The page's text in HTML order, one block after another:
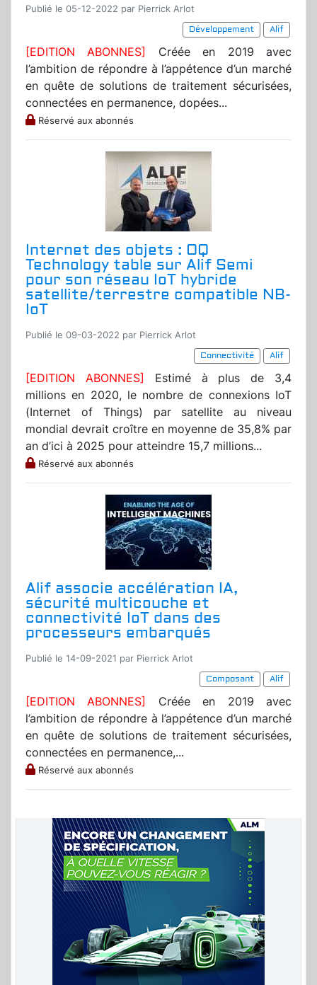
Publié le 05-12-2022 par Pierrick Arlot
Développement
Alif
[EDITION ABONNES] Créée en 2019 avec
l’ambition de répondre à l’appétence d’un marché
en quête de solutions de traitement sécurisées,
connectées en permanence, dopées...
Réservé aux abonnés
Internet des objets : OQ
Technology table sur Alif Semi
pour son réseau IoT hybride
satellite/terrestre compatible NB-
IoT
Publié le 09-03-2022 par Pierrick Arlot
Connectivité
Alif
[EDITION ABONNES] Estimé à plus de 3,4
millions en 2020, le nombre de connexions IoT
(Internet of Things) par satellite au niveau
mondial devrait croître en moyenne de 35,8% par
an d’ici à 2025 pour atteindre 15,7 millions...
Réservé aux abonnés
Alif associe accélération IA,
sécurité multicouche et
connectivité IoT dans des
processeurs embarqués
Publié le 14-09-2021 par Pierrick Arlot
Composant
Alif
[EDITION ABONNES] Créée en 2019 avec
l’ambition de répondre à l’appétence d’un marché
en quête de solutions de traitement sécurisées,
connectées en permanence,...
Réservé aux abonnés